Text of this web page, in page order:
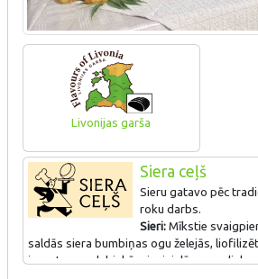
Livonijas garša
Siera ceļš
Sieru gatavo pēc
roku darbs.
Sieri: Mīkstie
saldās siera bumbiņas ogu želejās,
jogurtus no dabiskām izejvielām ar nelielu